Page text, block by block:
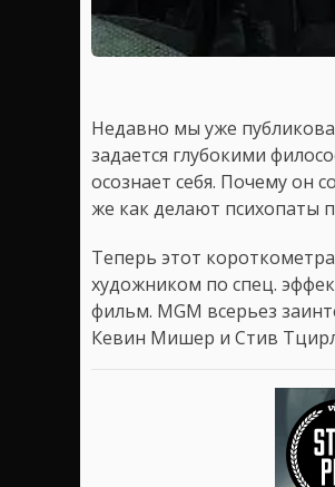
Недавно мы уже
задается глубокими
осознает себя. Почему он
же как делают психопаты
Теперь этот
художником по спец.
фильм. MGM всерьез
Кевин Мишер и Стив